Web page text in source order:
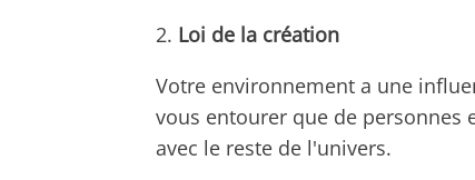
2. Loi de la création
Votre environnement a une
vous entourer que de personnes
avec le reste de l'univers.